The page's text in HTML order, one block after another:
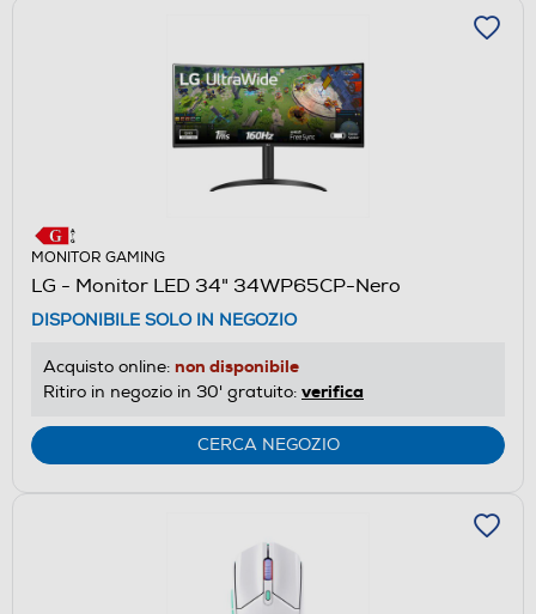
MONITOR GAMING
LG - Monitor LED 34" 34WP65CP-Nero
DISPONIBILE SOLO IN NEGOZIO
Acquisto online: non disponibile
Ritiro in negozio in 30' gratuito: verifica
CERCA NEGOZIO